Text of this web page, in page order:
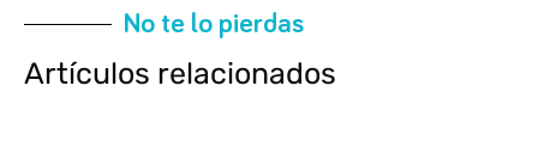
No te lo pierdas
Artículos relacionados